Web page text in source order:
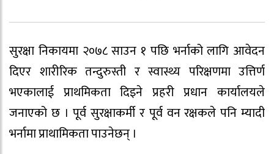
सुरक्षा निकायमा २०७८ साउन १ पछि भर्नाको लागि आवेदन
दिएर शारीरिक तन्दुरुस्ती र स्वास्थ्य परिक्षणमा उत्तिर्ण
भएकालाई प्राथमिकता दिइने प्रहरी प्रधान कार्यालयले
जनाएको छ । पूर्व सुरक्षाकर्मी र पूर्व वन रक्षकले पनि म्यादी
भर्नामा प्राथामिकता पाउनेछन् ।